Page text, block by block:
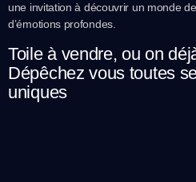
une invitation à découvrir un monde
d’émotions profondes.
Toile à vendre, ou on
Dépêchez vous toutes
uniques